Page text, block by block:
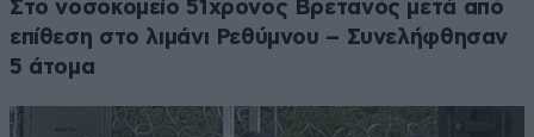
Στο νοσοκομείο 51χρονος Βρετανός μετά από
επίθεση στο λιμάνι Ρεθύμνου – Συνελήφθησαν
5 άτομα